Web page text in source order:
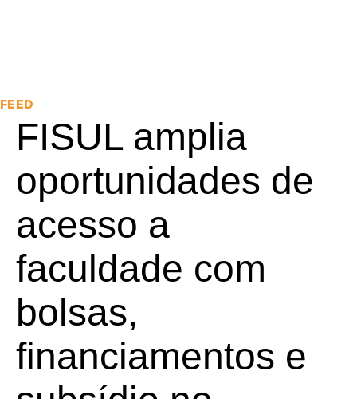
FEED
FISUL amplia
oportunidades de
acesso a
faculdade com
bolsas,
financiamentos e